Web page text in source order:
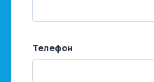
Телефон